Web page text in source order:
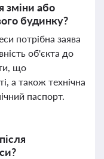
зміни або
будинку?
потрібна заява
об'єкта до
що
а також технічна
паспорт.